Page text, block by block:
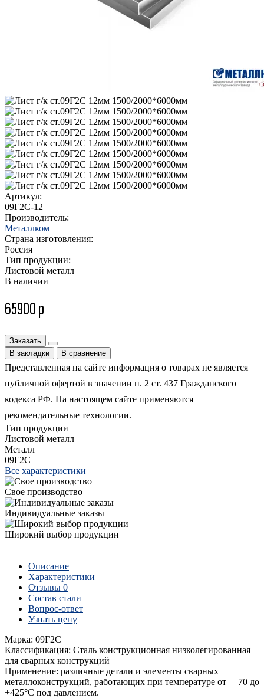
Артикул:
09Г2С-12
Производитель:
Металлком
Страна изготовления:
Россия
Тип продукции:
Листовой металл
В наличии
65900 р
Заказать
В закладки
В сравнение
Представленная на сайте информация о товарах не является
публичной офертой в значении п. 2 ст. 437 Гражданского
кодекса РФ. На настоящем сайте применяются
рекомендательные технологии.
Тип продукции
Листовой металл
Металл
09Г2С
Все характеристики
Свое производство
Индивидуальные заказы
Широкий выбор продукции
Описание
Характеристики
Отзывы 0
Состав стали
Вопрос-ответ
Узнать цену
Марка: 09Г2С
Классификация: Сталь конструкционная низколегированная
для сварных конструкций
Применение: различные детали и элементы сварных
металлоконструкций, работающих при температуре от —70 до
+425°С под давлением.